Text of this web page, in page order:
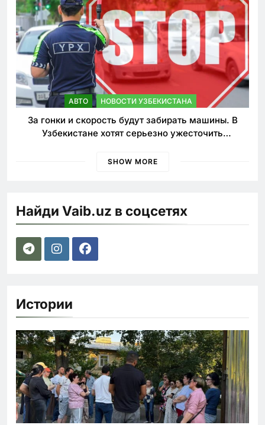
АВТО НОВОСТИ УЗБЕКИСТАНА
За гонки и скорость будут забирать машины. В
Узбекистане хотят серьезно ужесточить
SHOW MORE
Найди Vaib.uz в соцсетях
Истории